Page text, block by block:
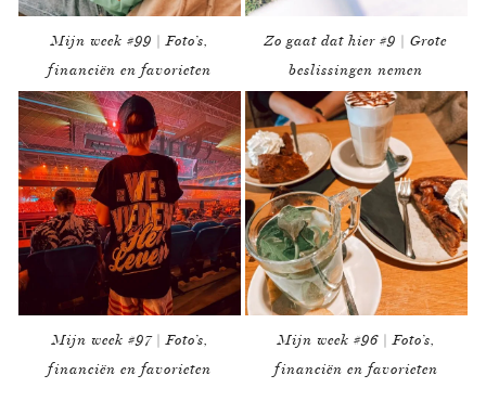
Mijn week #99 | Foto’s,
financiën en favorieten
Zo gaat dat hier #9 | Grote
beslissingen nemen
Mijn week #97 | Foto’s,
financiën en favorieten
Mijn week #96 | Foto’s,
financiën en favorieten